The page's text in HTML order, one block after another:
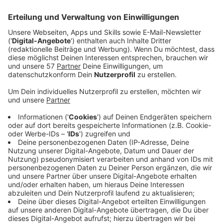
Neue Single und Album
Anzeige
Der neue Langspieler von Nina Chuba heißt "Glas".
Warum eigentlich? Auf die Antwort nach der Frage zu
dem Albumtitel ihres Debüts, muss Nina Chuba nicht
lange überlegen, steht im Schreiben von ihrem Label.
"Der Titel Glas passt einfach perfekt. Glas steht für
etwas Starkes, Beständiges und Glänzendes.
Gleichzeitig hat es auch etwas Transparentes und
Zerbrechliches. Alles Attribute, mit denen ich mich gut
identifizieren kann." Moderator Joschka Heinemann hat
Nina Chuba dann noch im Fragenticker gelöchert.